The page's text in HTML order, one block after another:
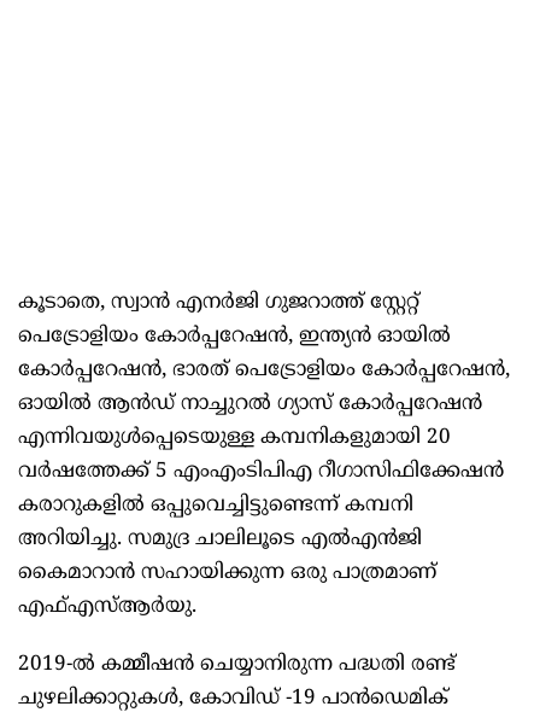
കൂടാതെ, സ്വാൻ എനർജി ഗുജറാത്ത് സ്റ്റേറ്റ്
പെട്രോളിയം കോർപ്പറേഷൻ, ഇന്ത്യൻ ഓയിൽ
കോർപ്പറേഷൻ, ഭാരത് പെട്രോളിയം കോർപ്പറേഷൻ,
ഓയിൽ ആൻഡ് നാച്ചുറൽ ഗ്യാസ് കോർപ്പറേഷൻ
എന്നിവയുൾപ്പെടെയുള്ള കമ്പനികളുമായി 20
വർഷത്തേക്ക് 5 എംഎംടിപിഎ റീഗാസിഫിക്കേഷൻ
കരാറുകളിൽ ഒപ്പുവെച്ചിട്ടുണ്ടെന്ന് കമ്പനി
അറിയിച്ചു. സമുദ്ര ചാലിലൂടെ എൽഎൻജി
കൈമാറാൻ സഹായിക്കുന്ന ഒരു പാത്രമാണ്
എഫ്എസ്ആർയു.
2019-ൽ കമ്മീഷൻ ചെയ്യാനിരുന്ന പദ്ധതി രണ്ട്
ചുഴലിക്കാറ്റുകൾ, കോവിഡ് -19 പാൻഡെമിക്